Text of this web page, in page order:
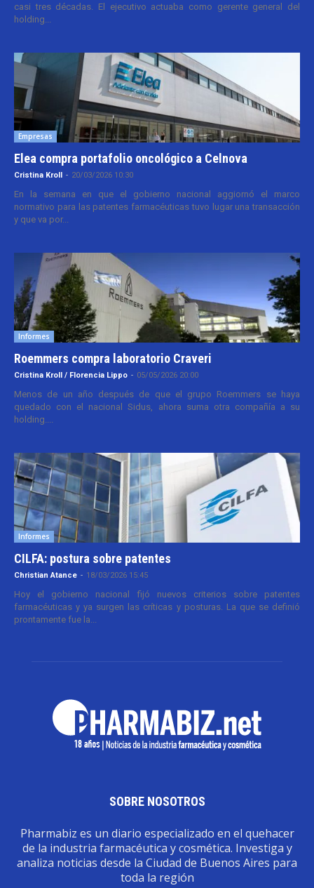
casi tres décadas. El ejecutivo actuaba como gerente general del
holding...
Empresas
Elea compra portafolio oncológico a Celnova
Cristina Kroll - 20/03/2026 10:30
En la semana en que el gobierno nacional aggiornó el marco
normativo para las patentes farmacéuticas tuvo lugar una transacción
y que va por...
Informes
Roemmers compra laboratorio Craveri
Cristina Kroll / Florencia Lippo - 05/05/2026 20:00
Menos de un año después de que el grupo Roemmers se haya
quedado con el nacional Sidus, ahora suma otra compañía a su
holding....
Informes
CILFA: postura sobre patentes
Christian Atance - 18/03/2026 15:45
Hoy el gobierno nacional fijó nuevos criterios sobre patentes
farmacéuticas y ya surgen las críticas y posturas. La que se definió
prontamente fue la...
SOBRE NOSOTROS
Pharmabiz es un diario especializado en el quehacer
de la industria farmacéutica y cosmética. Investiga y
analiza noticias desde la Ciudad de Buenos Aires para
toda la región